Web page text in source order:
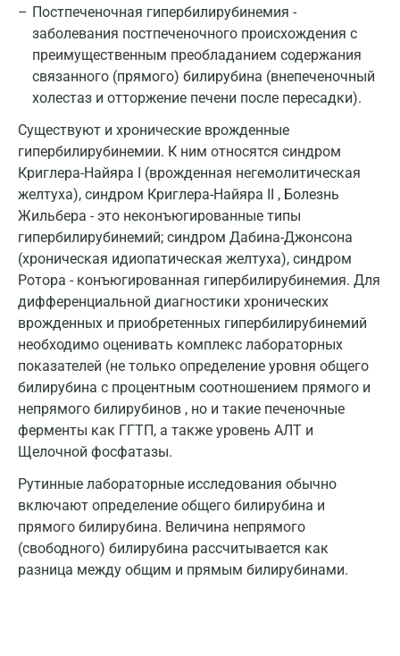
Постпеченочная гипербилирубинемия -
заболевания постпеченочного происхождения с
преимущественным преобладанием содержания
связанного (прямого) билирубина (внепеченочный
холестаз и отторжение печени после пересадки).
Существуют и хронические врожденные
гипербилирубинемии. К ним относятся синдром
Криглера-Найяра I (врожденная негемолитическая
желтуха), синдром Криглера-Найяра II , Болезнь
Жильбера - это неконъюгированные типы
гипербилирубинемий; синдром Дабина-Джонсона
(хроническая идиопатическая желтуха), синдром
Ротора - конъюгированная гипербилирубинемия. Для
дифференциальной диагностики хронических
врожденных и приобретенных гипербилирубинемий
необходимо оценивать комплекс лабораторных
показателей (не только определение уровня общего
билирубина с процентным соотношением прямого и
непрямого билирубинов , но и такие печеночные
ферменты как ГГТП, а также уровень АЛТ и
Щелочной фосфатазы.
Рутинные лабораторные исследования обычно
включают определение общего билирубина и
прямого билирубина. Величина непрямого
(свободного) билирубина рассчитывается как
разница между общим и прямым билирубинами.
Омск
Орел
Оренбург
Орехово-Зуево
Павловский посад
Пенза
Пермь
Петрозаводск
Подольск
Псков
Пушкин
Пушкино
Пятигорск
Раменское
Реутов
Ростов-на-Дону